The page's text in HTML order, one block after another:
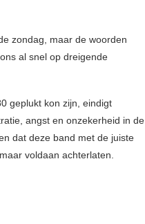
zondag, maar de woorden
al snel op dreigende
geplukt kon zijn, eindigt
angst en onzekerheid in de
dat deze band met de juiste
voldaan achterlaten.